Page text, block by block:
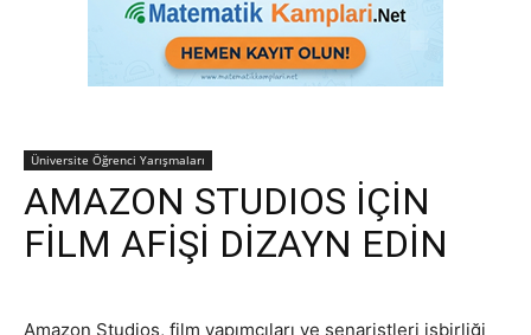
Üniversite Öğrenci Yarışmaları
AMAZON STUDIOS İÇİN
FİLM AFİŞİ DİZAYN EDİN
Amazon Studios, film yapımcıları ve senaristleri işbirliği